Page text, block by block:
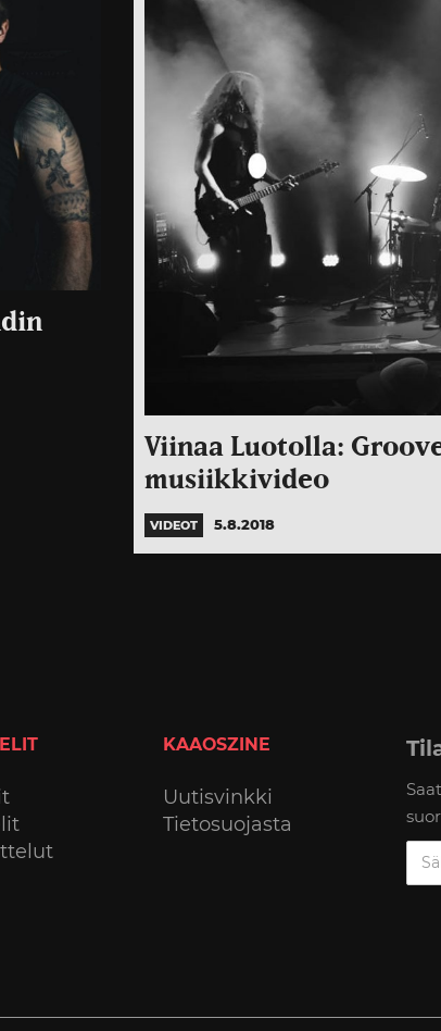
Viinaa Luotolla:
musiikkivideo
VIDEOT 5.8.2018
KAAOSZINE
Uutisvinkki
Tietosuojasta